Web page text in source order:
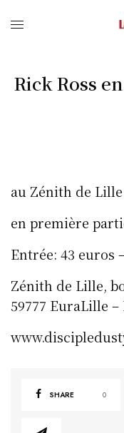
Rick Ross
au Zénith de Lille
en première
Entrée: 43 euros
Zénith de Lille,
59777 EuraLille
SHARE 0